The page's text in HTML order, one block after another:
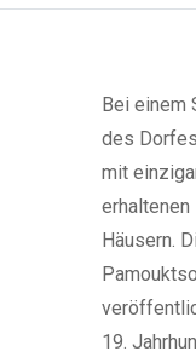
Bei einem
des
mit
Häusern.
19.